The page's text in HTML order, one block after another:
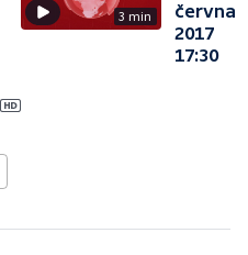
3 min
června
2017
17:30